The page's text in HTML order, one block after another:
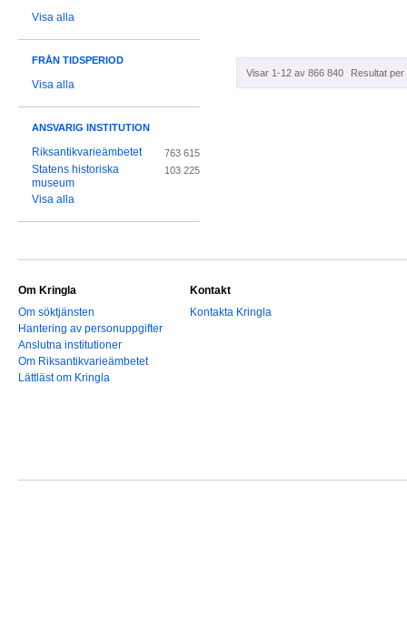
Visar 1-12 av 866 840 Resultat per
Visa alla
FRÅN TIDSPERIOD
Visa alla
ANSVARIG INSTITUTION
Riksantikvarieämbetet 763 615
Statens historiska
museum
103 225
Visa alla
Om Kringla
Om söktjänsten
Hantering av personuppgifter
Anslutna institutioner
Om Riksantikvarieämbetet
Lättläst om Kringla
Kontakt
Kontakta Kringla